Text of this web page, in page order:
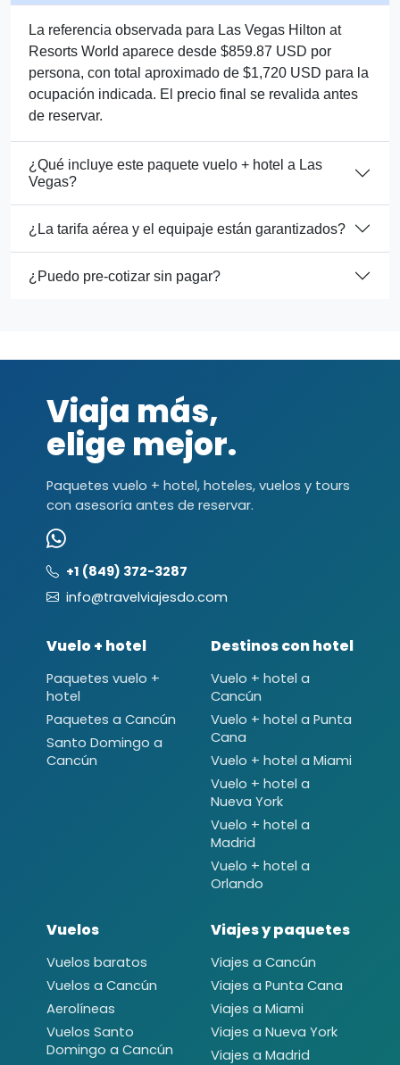
La referencia observada para Las Vegas Hilton at
Resorts World aparece desde $859.87 USD por
persona, con total aproximado de $1,720 USD para la
ocupación indicada. El precio final se revalida antes
de reservar.
¿Qué incluye este paquete vuelo + hotel a Las
Vegas?
¿La tarifa aérea y el equipaje están garantizados?
¿Puedo pre-cotizar sin pagar?
Viaja más,
elige mejor.
Paquetes vuelo + hotel, hoteles, vuelos y tours
con asesoría antes de reservar.
+1 (849) 372-3287
info@travelviajesdo.com
Vuelo + hotel
Paquetes vuelo +
hotel
Paquetes a Cancún
Santo Domingo a
Cancún
Destinos con hotel
Vuelo + hotel a
Cancún
Vuelo + hotel a Punta
Cana
Vuelo + hotel a Miami
Vuelo + hotel a
Nueva York
Vuelo + hotel a
Madrid
Vuelo + hotel a
Orlando
Vuelos
Vuelos baratos
Vuelos a Cancún
Aerolíneas
Vuelos Santo
Domingo a Cancún
Viajes y paquetes
Viajes a Cancún
Viajes a Punta Cana
Viajes a Miami
Viajes a Nueva York
Viajes a Madrid